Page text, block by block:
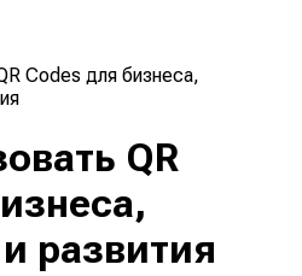
Codes для бизнеса,
QR
развития